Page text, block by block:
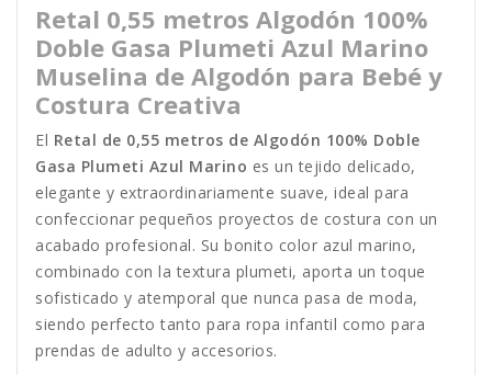
Retal 0,55 metros Algodón 100%
Doble Gasa Plumeti Azul Marino
Muselina de Algodón para Bebé y
Costura Creativa
El Retal de 0,55 metros de Algodón 100% Doble
Gasa Plumeti Azul Marino es un tejido delicado,
elegante y extraordinariamente suave, ideal para
confeccionar pequeños proyectos de costura con un
acabado profesional. Su bonito color azul marino,
combinado con la textura plumeti, aporta un toque
sofisticado y atemporal que nunca pasa de moda,
siendo perfecto tanto para ropa infantil como para
prendas de adulto y accesorios.